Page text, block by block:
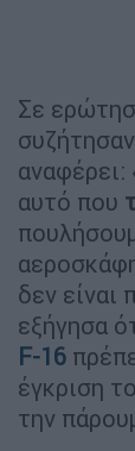
Σε
αναφέρει:
αυτό που
δεν
εξήγησα
F-16
έγκριση
την